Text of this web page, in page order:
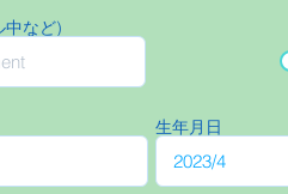
中など)
生年月日